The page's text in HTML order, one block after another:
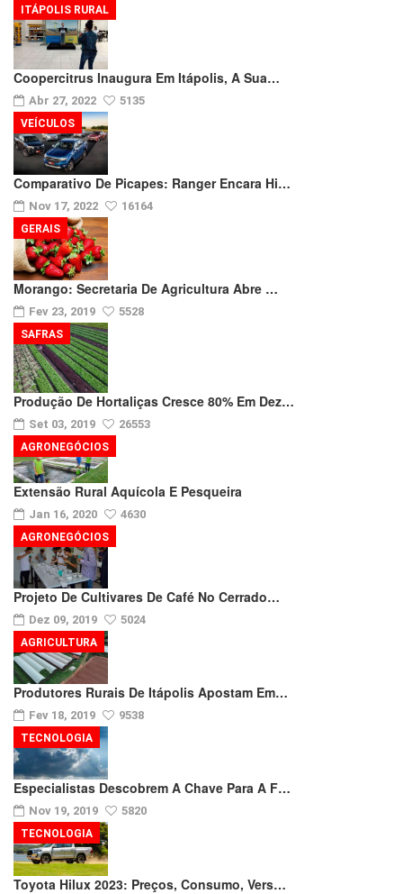
Coopercitrus Inaugura Em Itápolis, A Sua…
Abr 27, 2022 5135
ITÁPOLIS RURAL
Comparativo De Picapes: Ranger Encara Hi…
Nov 17, 2022 16164
VEÍCULOS
Morango: Secretaria De Agricultura Abre …
Fev 23, 2019 5528
GERAIS
Produção De Hortaliças Cresce 80% Em Dez…
Set 03, 2019 26553
SAFRAS
Extensão Rural Aquícola E Pesqueira
Jan 16, 2020 4630
AGRONEGÓCIOS
Projeto De Cultivares De Café No Cerrado…
Dez 09, 2019 5024
AGRONEGÓCIOS
Produtores Rurais De Itápolis Apostam Em…
Fev 18, 2019 9538
AGRICULTURA
Especialistas Descobrem A Chave Para A F…
Nov 19, 2019 5820
TECNOLOGIA
Toyota Hilux 2023: Preços, Consumo, Vers…
TECNOLOGIA